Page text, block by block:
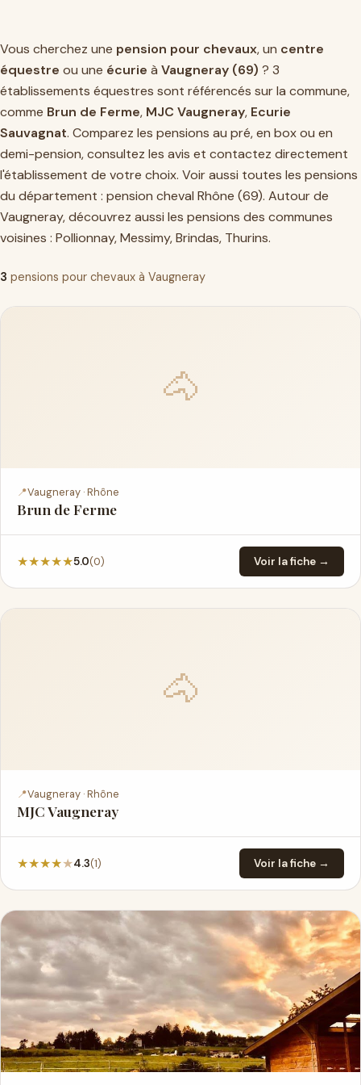
Vous cherchez une pension pour chevaux, un centre
équestre ou une écurie à Vaugneray (69) ? 3
établissements équestres sont référencés sur la commune,
comme Brun de Ferme, MJC Vaugneray, Ecurie
Sauvagnat. Comparez les pensions au pré, en box ou en
demi-pension, consultez les avis et contactez directement
l'établissement de votre choix. Voir aussi toutes les pensions
du département : pension cheval Rhône (69). Autour de
Vaugneray, découvrez aussi les pensions des communes
voisines : Pollionnay,Messimy,Brindas, Thurins.
3 pensions pour chevaux à Vaugneray
🐴
📍Vaugneray · Rhône
Brun de Ferme
★★★★★5.0(0) Voir la fiche →
🐴
📍Vaugneray · Rhône
MJC Vaugneray
★★★★★4.3(1) Voir la fiche →